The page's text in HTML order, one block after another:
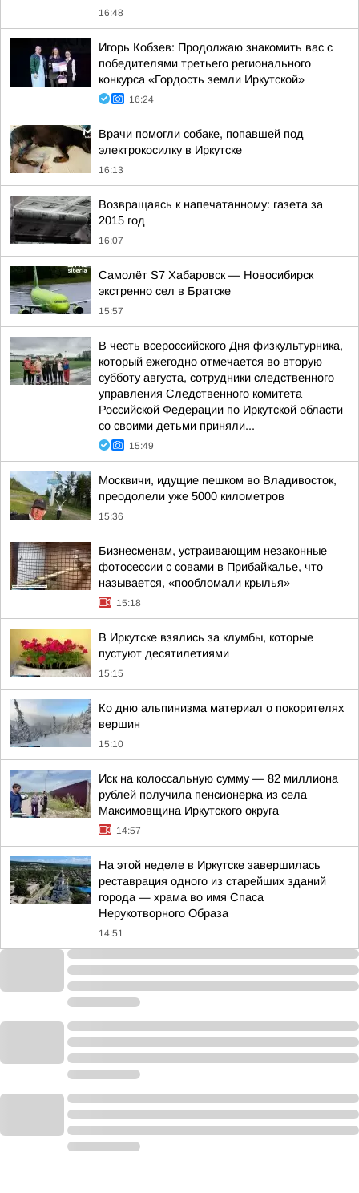
16:48
Игорь Кобзев: Продолжаю знакомить вас с
победителями третьего регионального
конкурса «Гордость земли Иркутской»
16:24
Врачи помогли собаке, попавшей под
электрокосилку в Иркутске
16:13
Возвращаясь к напечатанному: газета за
2015 год
16:07
Самолёт S7 Хабаровск — Новосибирск
экстренно сел в Братске
15:57
В честь всероссийского Дня физкультурника,
который ежегодно отмечается во вторую
субботу августа, сотрудники следственного
управления Следственного комитета
Российской Федерации по Иркутской области
со своими детьми приняли...
15:49
Москвичи, идущие пешком во Владивосток,
преодолели уже 5000 километров
15:36
Бизнесменам, устраивающим незаконные
фотосессии с совами в Прибайкалье, что
называется, «пообломали крылья»
15:18
В Иркутске взялись за клумбы, которые
пустуют десятилетиями
15:15
Ко дню альпинизма материал о покорителях
вершин
15:10
Иск на колоссальную сумму — 82 миллиона
рублей получила пенсионерка из села
Максимовщина Иркутского округа
14:57
На этой неделе в Иркутске завершилась
реставрация одного из старейших зданий
города — храма во имя Спаса
Нерукотворного Образа
14:51